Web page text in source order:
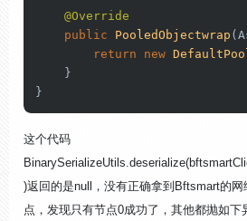
@Override
public
PooledObjectwrap
return
new
    }
这个代码
)返回的是null，没有正确拿到Bftsmart的
点，发现只有节点0成功了，其他都抛如